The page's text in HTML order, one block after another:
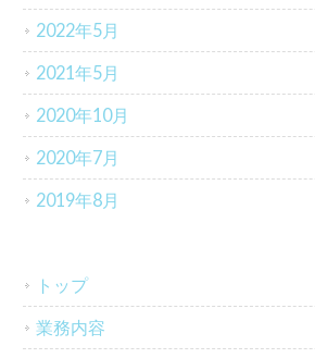
2022年5月
2021年5月
2020年10月
2020年7月
2019年8月
トップ
業務内容